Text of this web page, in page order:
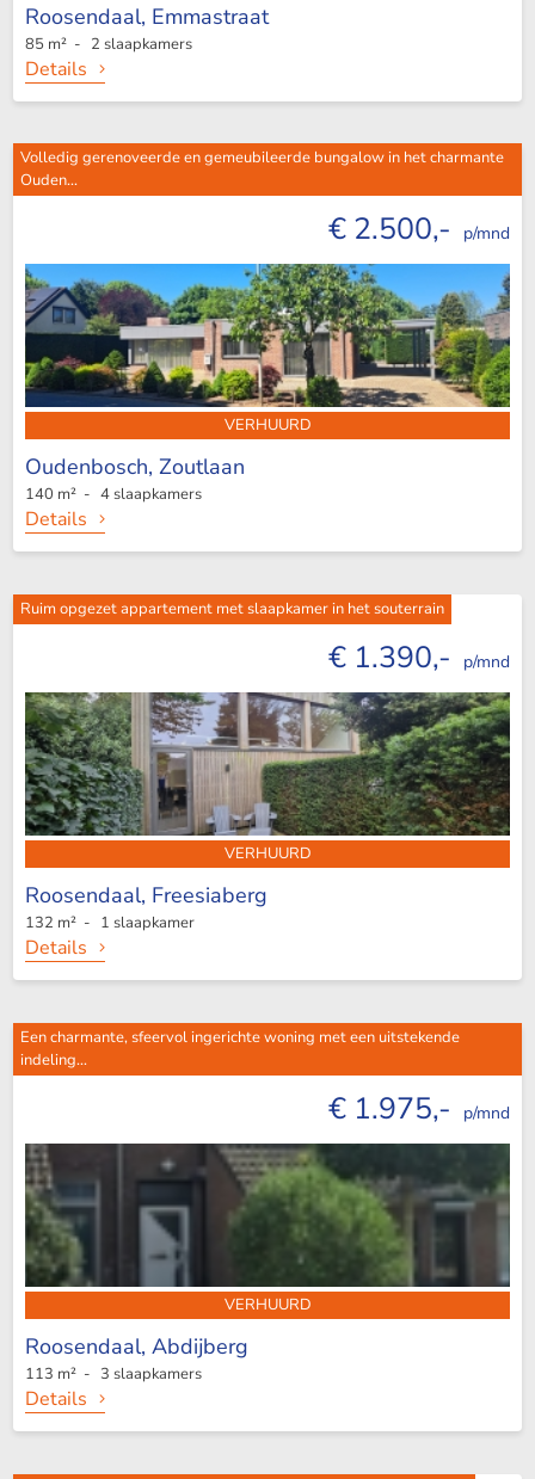
Roosendaal, Emmastraat
85 m² - 2 slaapkamers
Details
Volledig gerenoveerde en gemeubileerde bungalow in het charmante
Ouden...
€ 2.500,- p/mnd
VERHUURD
Oudenbosch, Zoutlaan
140 m² - 4 slaapkamers
Details
Ruim opgezet appartement met slaapkamer in het souterrain
€ 1.390,- p/mnd
VERHUURD
Roosendaal, Freesiaberg
132 m² - 1 slaapkamer
Details
Een charmante, sfeervol ingerichte woning met een uitstekende
indeling...
€ 1.975,- p/mnd
VERHUURD
Roosendaal, Abdijberg
113 m² - 3 slaapkamers
Details